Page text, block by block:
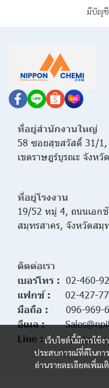
มีบัญชี
เว็บไซต์นี้มีการใช้
ประสบการณ์ที่ดีในกา
อ่านรายละเอียดเพิ่มเ
ที่อยู่สำนักงานใหญ่
58 ซอยสุขสวัสดิ์ 31/
เขตราษฎร์บูรณะ จังหวั
ที่อยู่โรงงาน
19/52 หมู่ 4, ถนนเอก
สมุทรสาคร, จังหวัดสมุ
ติดต่อเรา
เบอร์โทร : 02-460-
แฟกซ์ : 02-427-
มือถือ : 096-969-
อีเมล :
Line : @